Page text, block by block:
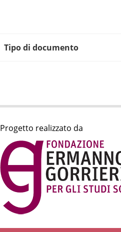
Tipo di documento
Progetto realizzato da